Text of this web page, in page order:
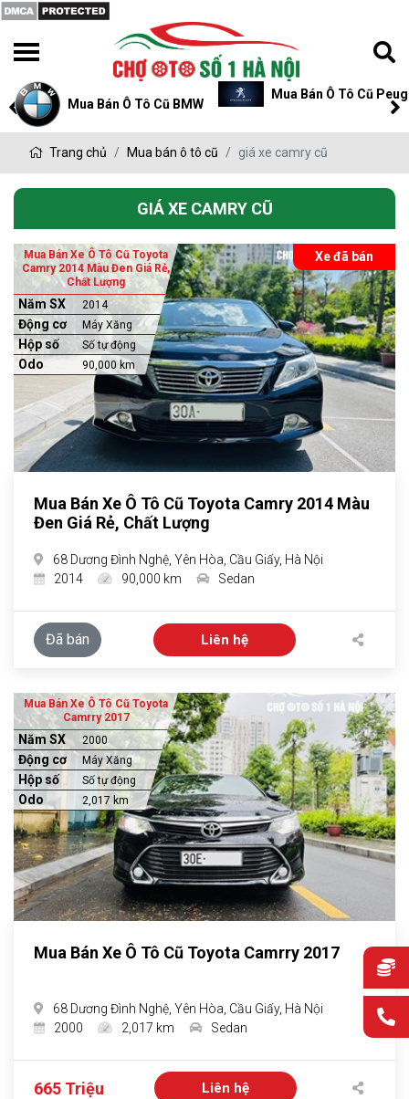
Mua Bán Ô Tô Cũ BMW
Mua Bán Ô Tô Cũ Peugeot
Trang chủ Mua bán ô tô cũ giá xe camry cũ
GIÁ XE CAMRY CŨ
Xe đã bán
Mua Bán Xe Ô Tô Cũ Toyota
Camry 2014 Màu Đen Giá Rẻ,
Chất Lượng
Năm SX 2014
Động cơ Máy Xăng
Hộp số Số tự động
Odo 90,000 km
Mua Bán Xe Ô Tô Cũ Toyota Camry 2014 Màu
Đen Giá Rẻ, Chất Lượng
68 Dương Đình Nghệ, Yên Hòa, Cầu Giấy, Hà Nội
2014
90,000 km Sedan
Đã bán Liên hệ
Mua Bán Xe Ô Tô Cũ Toyota
Camrry 2017
Năm SX 2000
Động cơ Máy Xăng
Hộp số Số tự động
Odo 2,017 km
Mua Bán Xe Ô Tô Cũ Toyota Camrry 2017
68 Dương Đình Nghệ, Yên Hòa, Cầu Giấy, Hà Nội
2000
2,017 km Sedan
665 Triệu Liên hệ